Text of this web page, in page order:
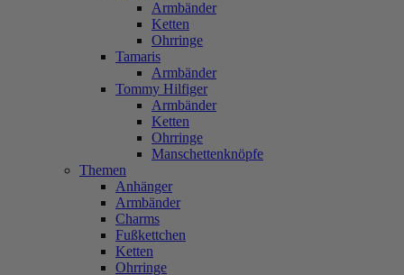
Armbänder
Ketten
Ohrringe
Tamaris
Armbänder
Tommy Hilfiger
Armbänder
Ketten
Ohrringe
Manschettenknöpfe
Themen
Anhänger
Armbänder
Charms
Fußkettchen
Ketten
Ohrringe